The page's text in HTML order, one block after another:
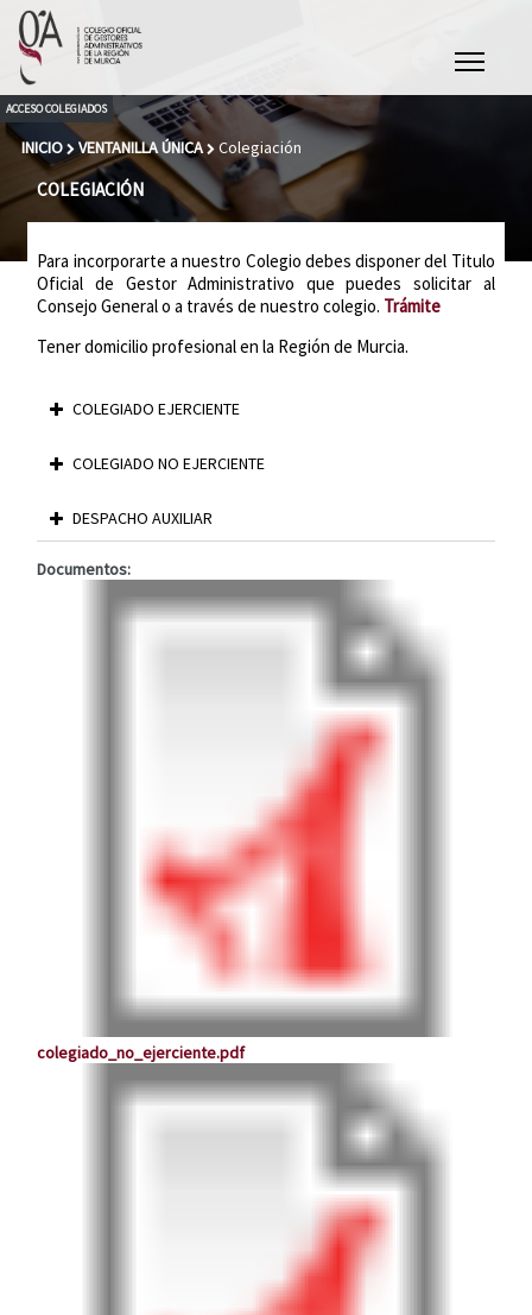
Pasar al contenido principal
ACCESO COLEGIADOS
USTED ESTÁ AQUÍ
INICIO VENTANILLA ÚNICA Colegiación
COLEGIACIÓN
Para incorporarte a nuestro Colegio debes disponer del Titulo
Oficial de Gestor Administrativo que puedes solicitar al
Consejo General o a través de nuestro colegio. Trámite
Tener domicilio profesional en la Región de Murcia.
COLEGIADO EJERCIENTE
COLEGIADO NO EJERCIENTE
DESPACHO AUXILIAR
Documentos:
colegiado_no_ejerciente.pdf